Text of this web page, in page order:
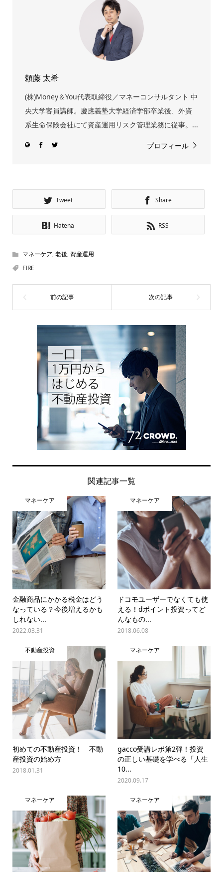
頼藤 太希
(株)Money＆You代表取締役／マネーコンサルタント 中
央大学客員講師。慶應義塾大学経済学部卒業後、外資
系生命保険会社にて資産運用リスク管理業務に従事。...
プロフィール
Tweet Share
Hatena RSS
マネーケア,老後, 資産運用
FIRE
関連記事一覧
マネーケア
金融商品にかかる税金はどう
なっている？今後増えるかも
しれない...
2022.03.31
マネーケア
ドコモユーザーでなくても使
える！dポイント投資ってど
んなもの...
2018.06.08
不動産投資
初めての不動産投資！ 不動
産投資の始め方
2018.01.31
マネーケア
gacco受講レポ第2弾！投資
の正しい基礎を学べる「人生
10...
2020.09.17
マネーケア マネーケア